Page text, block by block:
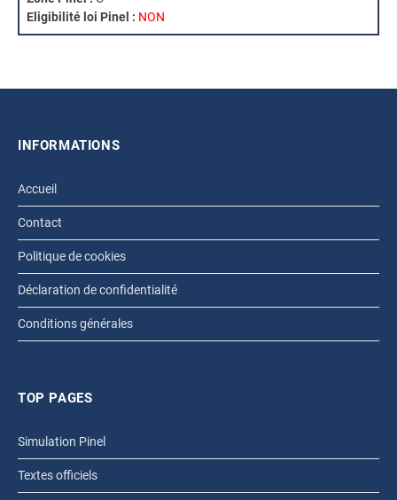
Eligibilité loi Pinel : NON
INFORMATIONS
Accueil
Contact
Politique de cookies
Déclaration de confidentialité
Conditions générales
TOP PAGES
Simulation Pinel
Textes officiels